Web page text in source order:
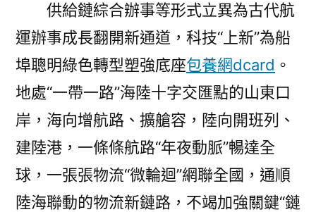
供給鏈綜合辦事等形式立異為古代航
運辦事成長翻開新通道，科技“上新”為船
埠聰明綠色轉型塑強底座包養網dcard 。
地處“一帶一路”海陸十字交匯點的山東口
岸，海向增航路、擴艙容，陸向開班列、
建陸港，一條條航路“年夜動脈”暢達全
球，一張張物流“微輪迴”網聯全國，通順
陸海聯動的物流新鏈路，不竭加強關鍵“鏈